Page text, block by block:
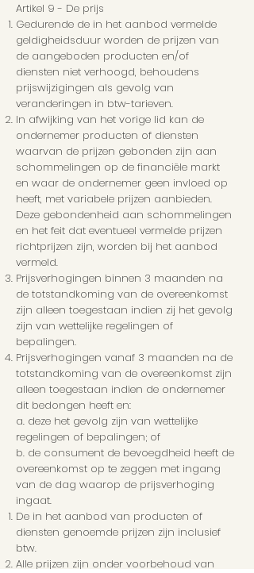
Artikel 9 - De prijs
Gedurende de in het aanbod vermelde
geldigheidsduur worden de prijzen van
de aangeboden producten en/of
diensten niet verhoogd, behoudens
prijswijzigingen als gevolg van
veranderingen in btw-tarieven.
In afwijking van het vorige lid kan de
ondernemer producten of diensten
waarvan de prijzen gebonden zijn aan
schommelingen op de financiële markt
en waar de ondernemer geen invloed op
heeft, met variabele prijzen aanbieden.
Deze gebondenheid aan schommelingen
en het feit dat eventueel vermelde prijzen
richtprijzen zijn, worden bij het aanbod
vermeld.
Prijsverhogingen binnen 3 maanden na
de totstandkoming van de overeenkomst
zijn alleen toegestaan indien zij het gevolg
zijn van wettelijke regelingen of
bepalingen.
Prijsverhogingen vanaf 3 maanden na de
totstandkoming van de overeenkomst zijn
alleen toegestaan indien de ondernemer
dit bedongen heeft en:
a. deze het gevolg zijn van wettelijke
regelingen of bepalingen; of
b. de consument de bevoegdheid heeft de
overeenkomst op te zeggen met ingang
van de dag waarop de prijsverhoging
ingaat.
De in het aanbod van producten of
diensten genoemde prijzen zijn inclusief
btw.
Alle prijzen zijn onder voorbehoud van